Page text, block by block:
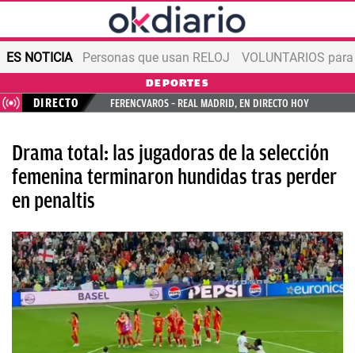
ES NOTICIA Personas que usan RELOJ VOLUNTARIOS
DEPORTES
DIRECTO FERENCVAROS – REAL MADRID, EN DIRECTO HOY
Drama total: las jugadoras de la selección
femenina terminaron hundidas tras perder
en penaltis